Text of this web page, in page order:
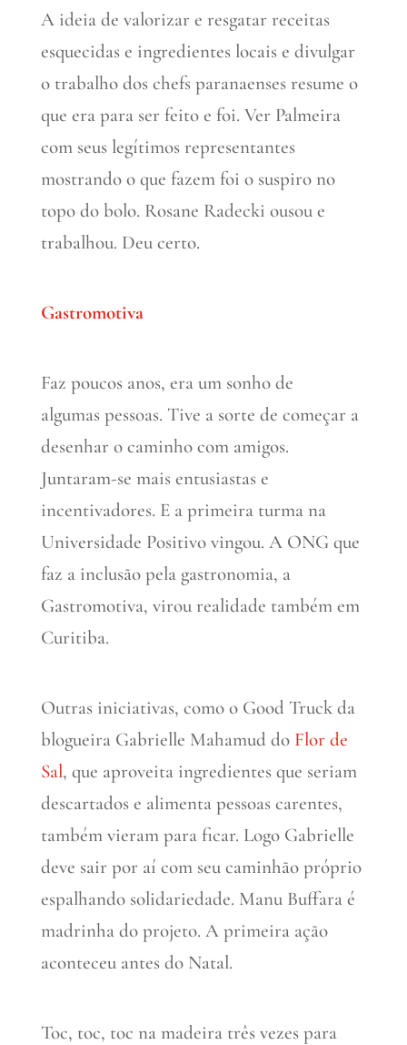
A ideia de valorizar e resgatar receitas
esquecidas e ingredientes locais e divulgar
o trabalho dos chefs paranaenses resume o
que era para ser feito e foi. Ver Palmeira
com seus legítimos representantes
mostrando o que fazem foi o suspiro no
topo do bolo. Rosane Radecki ousou e
trabalhou. Deu certo.
Gastromotiva
Faz poucos anos, era um sonho de
algumas pessoas. Tive a sorte de começar a
desenhar o caminho com amigos.
Juntaram-se mais entusiastas e
incentivadores. E a primeira turma na
Universidade Positivo vingou. A ONG que
faz a inclusão pela gastronomia, a
Gastromotiva, virou realidade também em
Curitiba.
Outras iniciativas, como o Good Truck da
blogueira Gabrielle Mahamud do Flor de
Sal, que aproveita ingredientes que seriam
descartados e alimenta pessoas carentes,
também vieram para ficar. Logo Gabrielle
deve sair por aí com seu caminhão próprio
espalhando solidariedade. Manu Buffara é
madrinha do projeto. A primeira ação
aconteceu antes do Natal.
Toc, toc, toc na madeira três vezes para